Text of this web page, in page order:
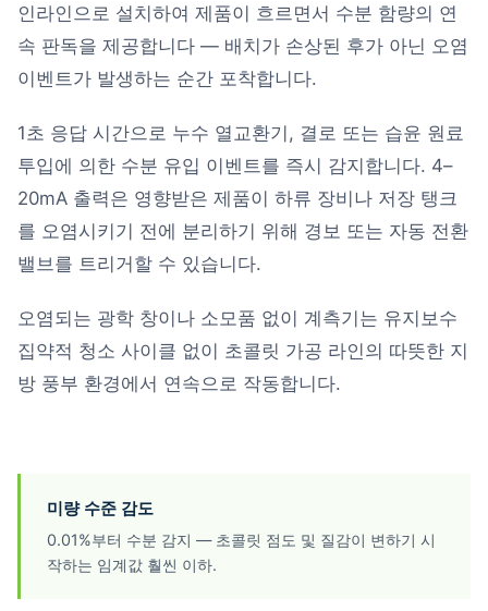
인라인으로 설치하여 제품이 흐르면서 수분 함량의 연
속 판독을 제공합니다 — 배치가 손상된 후가 아닌 오염
이벤트가 발생하는 순간 포착합니다.
1초 응답 시간으로 누수 열교환기, 결로 또는 습윤 원료
투입에 의한 수분 유입 이벤트를 즉시 감지합니다. 4–
20mA 출력은 영향받은 제품이 하류 장비나 저장 탱크
를 오염시키기 전에 분리하기 위해 경보 또는 자동 전환
밸브를 트리거할 수 있습니다.
오염되는 광학 창이나 소모품 없이 계측기는 유지보수
집약적 청소 사이클 없이 초콜릿 가공 라인의 따뜻한 지
방 풍부 환경에서 연속으로 작동합니다.
미량 수준 감도
0.01%부터 수분 감지 — 초콜릿 점도 및 질감이 변하기 시
작하는 임계값 훨씬 이하.